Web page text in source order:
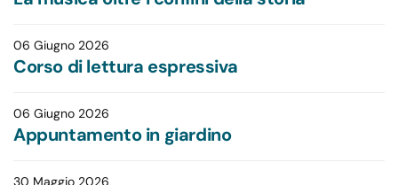
06 Giugno 2026
Corso di lettura espressiva
06 Giugno 2026
Appuntamento in giardino
30 Maggio 2026